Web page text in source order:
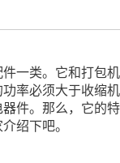
一类。它和打包机
率必须大于收缩机
件。那么，它的特
绍下吧。